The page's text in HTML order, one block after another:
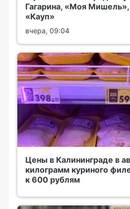
Гагарина, «Моя
«Кауп»
вчера, 09:04
Цены в Калининграде в
килограмм куриного
к 600 рублям